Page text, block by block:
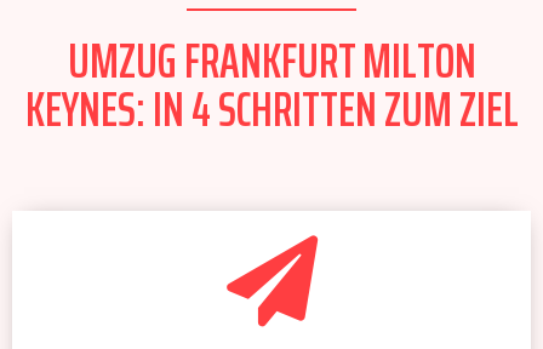
UMZUG FRANKFURT MILTON
KEYNES: IN 4 SCHRITTEN ZUM ZIEL